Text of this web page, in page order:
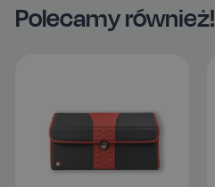
Polecamy również!